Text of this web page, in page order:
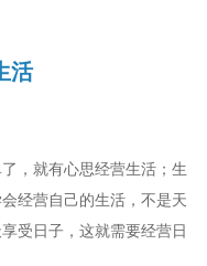
活
，就有心思经营生活；生
经营自己的生活，不是天
受日子，这就需要经营日